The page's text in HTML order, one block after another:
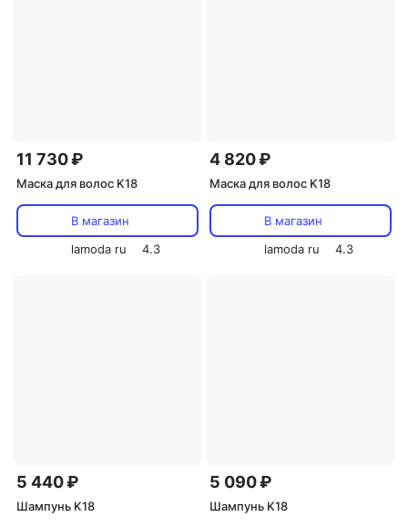
11 730 ₽
Маска для волос K18
В магазин
lamoda ru
4.3
4 820 ₽
Маска для волос K18
В магазин
lamoda ru
4.3
5 440 ₽
Шампунь K18
5 090 ₽
Шампунь K18